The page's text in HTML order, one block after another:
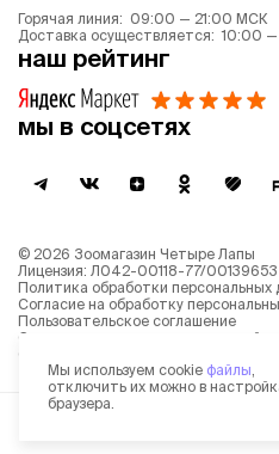
Горячая линия: 09:00 — 21:00 МСК
Доставка осуществляется: 10:00
наш рейтинг
мы в соцсетях
© 2026 Зоомагазин Четыре Лапы
Лицензия: Л042-00118-77/00139653
Политика обработки персональных
Согласие на обработку
Пользовательское соглашение
Согласие на получение новостной
Описание рекомендательных
Мы используем cookie файлы
отключить их можно в
браузера.